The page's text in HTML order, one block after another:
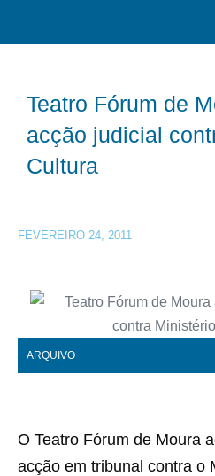
Teatro Fórum de
acção judicial
Cultura
FEVEREIRO 24, 2011
ARQUIVO
O Teatro Fórum de Moura
acção em tribunal contra o